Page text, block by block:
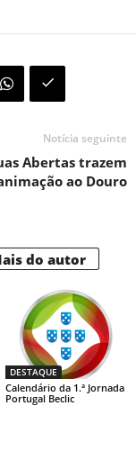
Notícia seguinte
Abertas trazem
ao Douro
do autor
DESTAQUE
Calendário da 1.ª Jornada
Portugal Beclic